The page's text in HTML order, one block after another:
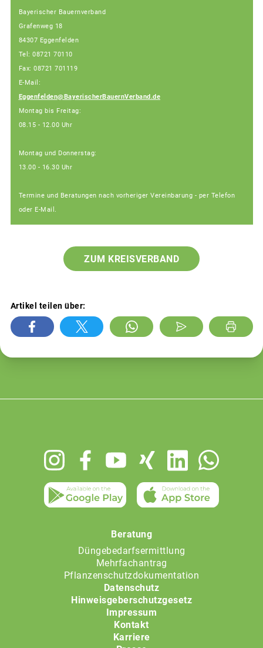
Bayerischer Bauernverband
Grafenweg 18
84307 Eggenfelden
Tel: 08721 70110
Fax: 08721 701119
E-Mail:
Eggenfelden@BayerischerBauernVerband.de
Montag bis Freitag:
08.15 - 12.00 Uhr
Montag und Donnerstag:
13.00 - 16.30 Uhr
Termine und Beratungen nach vorheriger Vereinbarung - per Telefon
oder E-Mail.
ZUM KREISVERBAND
Artikel teilen über:
Beratung
Düngebedarfsermittlung
Mehrfachantrag
Pflanzenschutzdokumentation
Datenschutz
Hinweisgeberschutzgesetz
Impressum
Kontakt
Karriere